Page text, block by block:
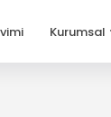
Kurumsal